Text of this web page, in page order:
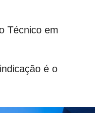
Técnico em
é o